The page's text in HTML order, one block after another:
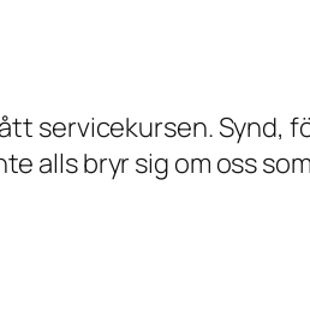
servicekursen. Synd,
alls bryr sig om oss